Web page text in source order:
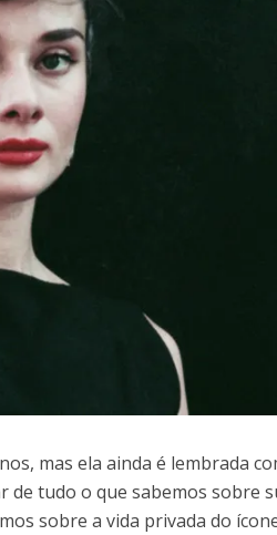
mas ela ainda é lembrada
de tudo o que sabemos sobre
sobre a vida privada do